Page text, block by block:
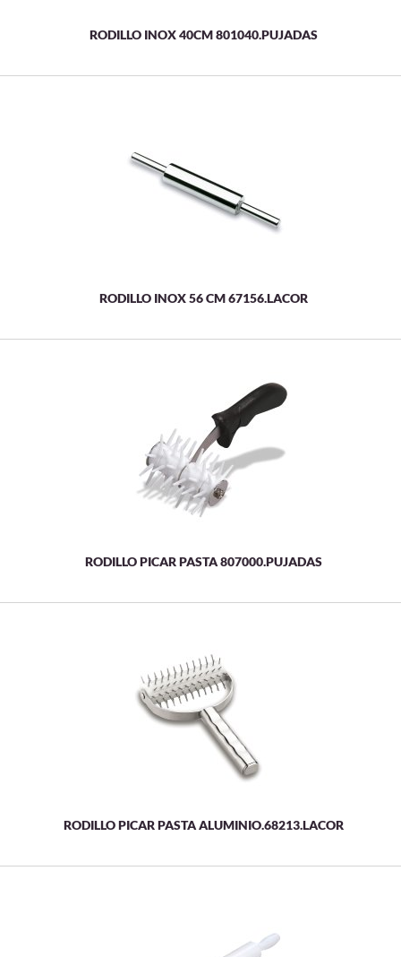
RODILLO INOX 40CM 801040.PUJADAS
RODILLO INOX 56 CM 67156.LACOR
RODILLO PICAR PASTA 807000.PUJADAS
RODILLO PICAR PASTA ALUMINIO.68213.LACOR